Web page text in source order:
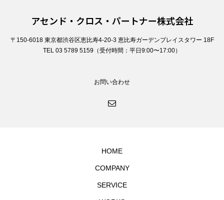
アセンド・クロス・パートナー株式会社
〒150-6018 東京都渋谷区恵比寿4-20-3 恵比寿ガーデンプレイスタワー 18F
TEL 03 5789 5159（受付時間：平日9:00〜17:00）
お問い合わせ
HOME
COMPANY
SERVICE